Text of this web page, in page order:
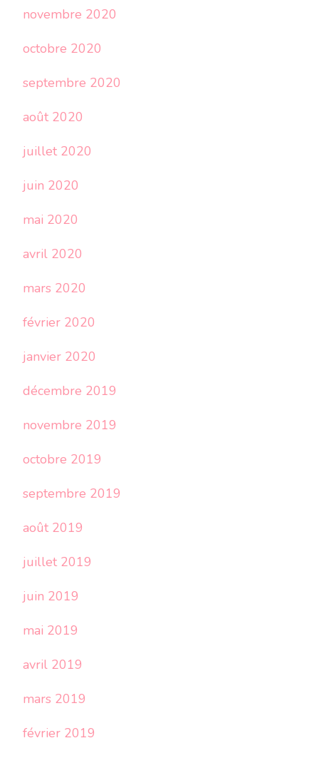
novembre 2020
octobre 2020
septembre 2020
août 2020
juillet 2020
juin 2020
mai 2020
avril 2020
mars 2020
février 2020
janvier 2020
décembre 2019
novembre 2019
octobre 2019
septembre 2019
août 2019
juillet 2019
juin 2019
mai 2019
avril 2019
mars 2019
février 2019